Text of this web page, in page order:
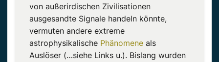
von außerirdischen Zivilisationen
ausgesandte Signale handeln könnte,
vermuten andere extreme
astrophysikalische Phänomene als
Auslöser (…siehe Links u.). Bislang wurden